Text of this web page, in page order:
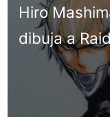
Hiro
dibuja a